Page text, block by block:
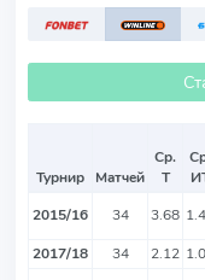
Турнир Матчей
Ср.
Т
2015/16
34 3.68
2017/18
34 2.12